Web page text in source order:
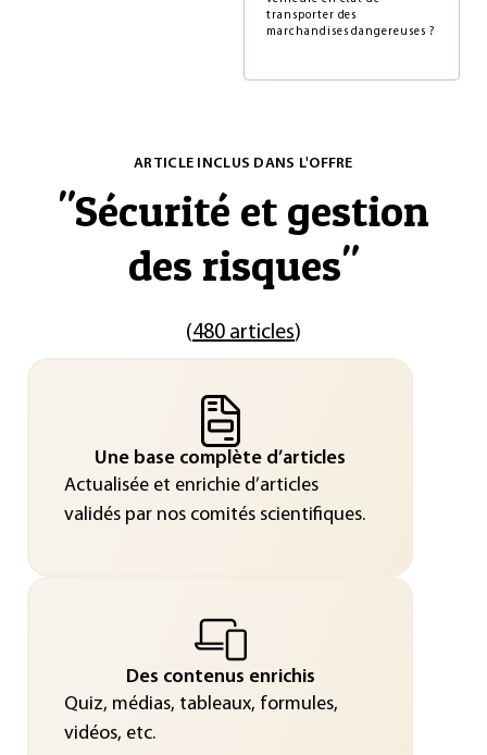
transporter des
marchandises dangereuses ?
ARTICLE INCLUS DANS L'OFFRE
"Sécurité et gestion
des risques"
(480 articles)
Une base complète d’articles
Actualisée et enrichie d’articles
validés par nos comités scientifiques.
Des contenus enrichis
Quiz, médias, tableaux, formules,
vidéos, etc.